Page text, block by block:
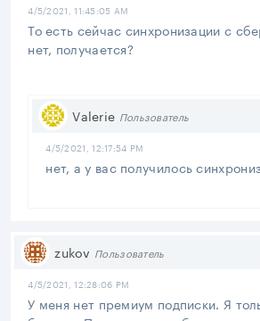
4/5/2021, 11:45:05 AM
То есть сейчас синхронизации с
нет, получается?
Valerie Пользователь
4/5/2021, 12:17:54 PM
нет, а у вас получилось
zukov Пользователь
4/5/2021, 12:28:06 PM
У меня нет премиум подписки. Я